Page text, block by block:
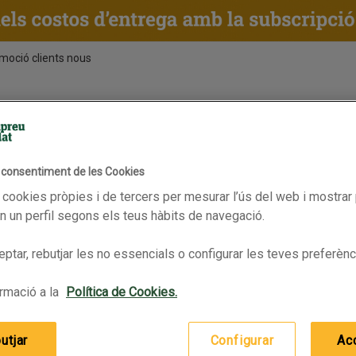
clients nous
FRIT RAVICH Còctel sense
FRIT RAVICH Còctel sense
de les Cookies
pròpies i de tercers per mesurar l’ús del web i
un perfil segons els teus hàbits de navegació.
rebutjar les no essencials o configurar les teves
a la Política de Cookies.
Configurar